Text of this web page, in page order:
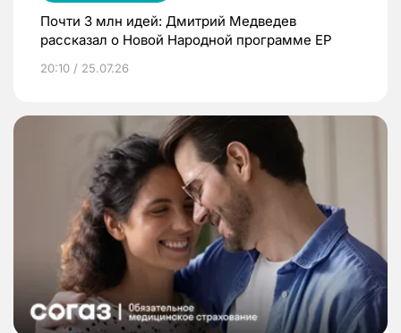
Почти 3 млн идей: Дмитрий Медведев
рассказал о Новой Народной программе ЕР
20:10 / 25.07.26